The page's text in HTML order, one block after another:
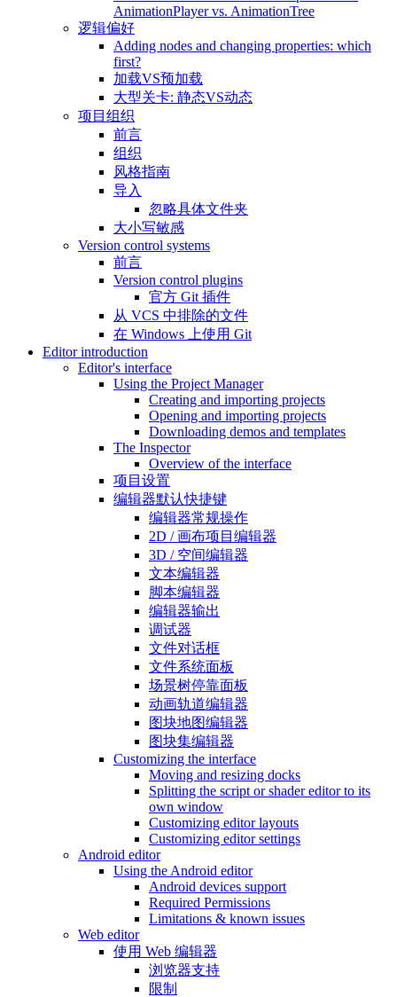
AnimationPlayer vs. AnimationTree
逻辑偏好
Adding nodes and changing properties: which
first?
加载VS预加载
大型关卡: 静态VS动态
项目组织
前言
组织
风格指南
导入
忽略具体文件夹
大小写敏感
Version control systems
前言
Version control plugins
官方 Git 插件
从 VCS 中排除的文件
在 Windows 上使用 Git
Editor introduction
Editor's interface
Using the Project Manager
Creating and importing projects
Opening and importing projects
Downloading demos and templates
The Inspector
Overview of the interface
项目设置
编辑器默认快捷键
编辑器常规操作
2D / 画布项目编辑器
3D / 空间编辑器
文本编辑器
脚本编辑器
编辑器输出
调试器
文件对话框
文件系统面板
场景树停靠面板
动画轨道编辑器
图块地图编辑器
图块集编辑器
Customizing the interface
Moving and resizing docks
Splitting the script or shader editor to its
own window
Customizing editor layouts
Customizing editor settings
Android editor
Using the Android editor
Android devices support
Required Permissions
Limitations & known issues
Web editor
使用 Web 编辑器
浏览器支持
限制